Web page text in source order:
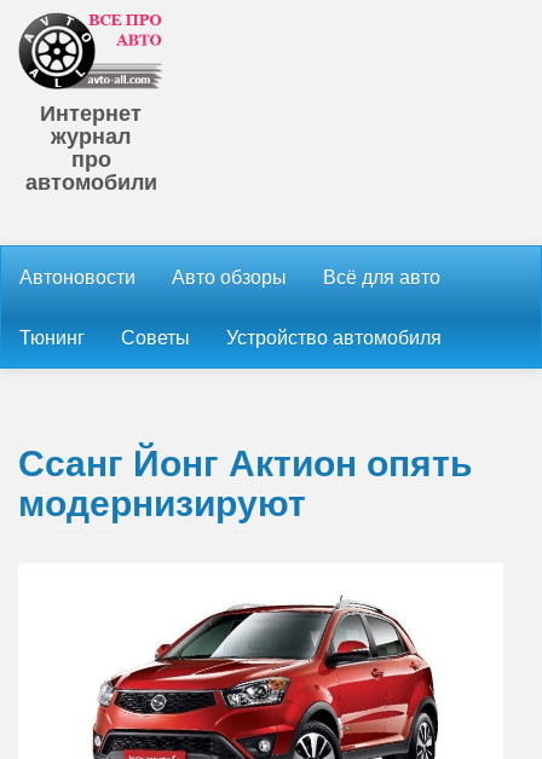
Интернет
журнал
про
автомобили
Автоновости Авто обзоры Всё для авто
Тюнинг Советы Устройство автомобиля
Ссанг Йонг Актион опять
модернизируют